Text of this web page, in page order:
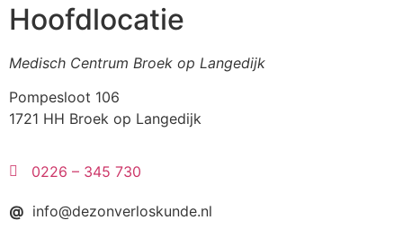
Hoofdlocatie
Medisch Centrum Broek op Langedijk
Pompesloot 106
1721 HH Broek op Langedijk
0226 – 345 730
@ info@dezonverloskunde.nl